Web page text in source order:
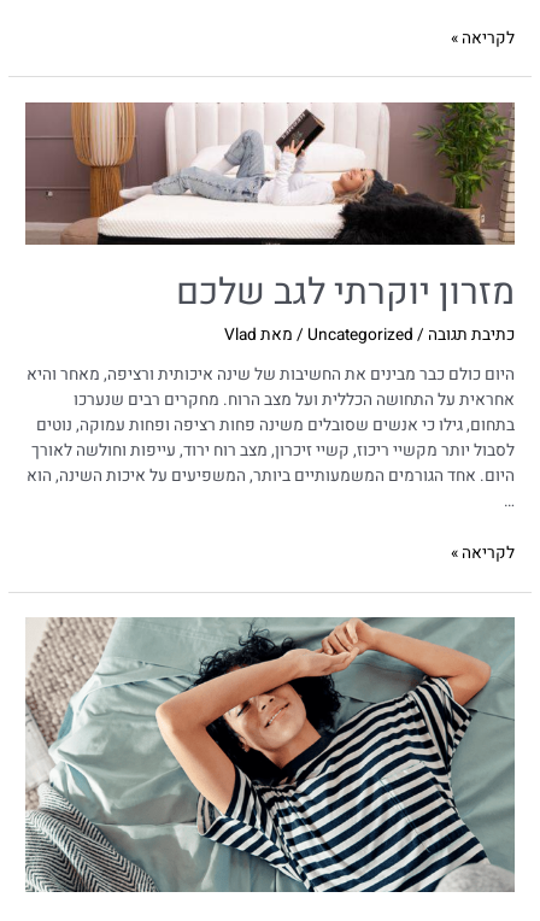
לקריאה »
מזרון יוקרתי לגב שלכם
כתיבת תגובה /
Uncategorized / מאת Vlad
היום כולם כבר מבינים את החשיבות של שינה איכותית ורציפה, מאחר והיא
אחראית על התחושה הכללית ועל מצב הרוח. מחקרים רבים שנערכו
בתחום, גילו כי אנשים שסובלים משינה פחות רציפה ופחות עמוקה, נוטים
לסבול יותר מקשיי ריכוז, קשיי זיכרון, מצב רוח ירוד, עייפות וחולשה לאורך
היום. אחד הגורמים המשמעותיים ביותר, המשפיעים על איכות השינה, הוא
…
לקריאה »